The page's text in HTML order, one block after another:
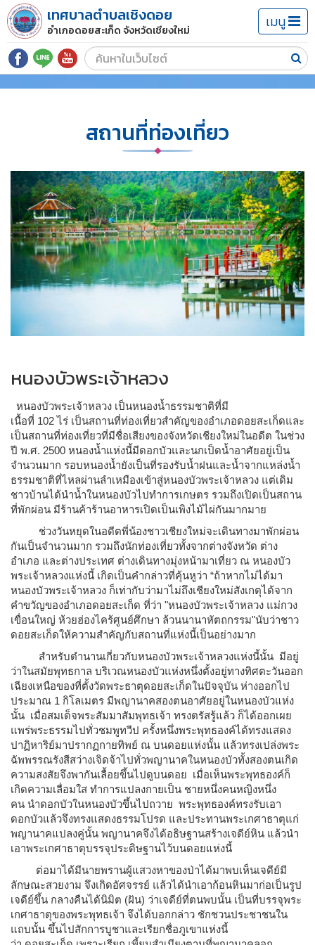
เทศบาลตำบลเชิงดอย
อำเภอดอยสะเก็ด จังหวัดเชียงใหม่ เมนู
สถานที่ท่องเที่ยว
หนองบัวพระเจ้าหลวง
หนองบัวพระเจ้าหลวง เป็นหนองน้ำธรรมชาติที่มี
เนื้อที่ 102 ไร่ เป็นสถานที่ท่องเที่ยวสำคัญของอำเภอดอยสะเก็ดและ
เป็นสถานที่ท่องเที่ยวที่มีชื่อเสียงของจังหวัดเชียงใหม่ในอดีต ในช่วง
ปี พ.ศ. 2500 หนองน้ำแห่งนี้มีดอกบัวและนกเป็ดน้ำอาศัยอยู่เป็น
จำนวนมาก รอบหนองน้ำยังเป็นที่รองรับน้ำฝนและน้ำจากแหล่งน้ำ
ธรรมชาติที่ไหลผ่านลำเหมืองเข้าสู่หนองบัวพระเจ้าหลวง แต่เดิม
ชาวบ้านได้นำน้ำในหนองบัวไปทำการเกษตร รวมถึงเปิดเป็นสถาน
ที่พักผ่อน มีร้านค้าร้านอาหารเปิดเป็นเพิงไม้ไผ่กันมากมาย
ช่วงวันหยุดในอดีตพี่น้องชาวเชียงใหม่จะเดินทางมาพักผ่อน
กันเป็นจำนวนมาก รวมถึงนักท่องเที่ยวทั้งจากต่างจังหวัด ต่าง
อำเภอ และต่างประเทศ ต่างเดินทางมุ่งหน้ามาเที่ยว ณ หนองบัว
พระเจ้าหลวงแห่งนี้ เกิดเป็นคำกล่าวที่คุ้นหูว่า “ถ้าหากไม่ได้มา
หนองบัวพระเจ้าหลวง ก็เท่ากับว่ามาไม่ถึงเชียงใหม่สังเกตุได้จาก
คำขวัญของอำเภอดอยสะเก็ด ที่ว่า "หนองบัวพระเจ้าหลวง แม่กวง
เขื่อนใหญ่ ห้วยฮ่องไคร้ศูนย์ศึกษา ล้วนนานาหัตถกรรม"นับว่าชาว
ดอยสะเก็ดให้ความสำคัญกับสถานที่แห่งนี้เป็นอย่างมาก
สำหรับตำนานเกี่ยวกับหนองบัวพระเจ้าหลวงแห่งนี้นั้น มีอยู่
ว่าในสมัยพุทธกาล บริเวณหนองบัวแห่งหนึ่งตั้งอยู่ทางทิศตะวันออก
เฉียงเหนือของที่ตั้งวัดพระธาตุดอยสะเก็ดในปัจจุบัน ห่างออกไป
ประมาณ 1 กิโลเมตร มีพญานาคสองตนอาศัยอยู่ในหนองบัวแห่ง
นั้น เมื่อสมเด็จพระสัมมาสัมพุทธเจ้า ทรงตรัสรู้แล้ว ก็ได้ออกเผย
แพร่พระธรรมไปทั่วชมพูทวีป ครั้งหนึ่งพระพุทธองค์ได้ทรงแสดง
ปาฏิหาริย์มาปรากฏกายทิพย์ ณ บนดอยแห่งนั้น แล้วทรงเปล่งพระ
ฉัพพรรณรังสีสว่างเจิดจ้าไปทั่วพญานาคในหนองบัวทั้งสองตนเกิด
ความสงสัยจึงพากันเลื้อยขึ้นไปดูบนดอย เมื่อเห็นพระพุทธองค์ก็
เกิดความเลื่อมใส ทำการแปลงกายเป็น ชายหนึ่งคนหญิงหนึ่ง
คน นำดอกบัวในหนองบัวขึ้นไปถวาย พระพุทธองค์ทรงรับเอา
ดอกบัวแล้วจึงทรงแสดงธรรมโปรด และประทานพระเกศาธาตุแก่
พญานาคแปลงคู่นั้น พญานาคจึงได้อธิษฐานสร้างเจดีย์หิน แล้วนำ
เอาพระเกศาธาตุบรรจุประดิษฐานไว้บนดอยแห่งนี้
ต่อมาได้มีนายพรานผู้แสวงหาของป่าได้มาพบเห็นเจดีย์มี
ลักษณะสวยงาม จึงเกิดอัศจรรย์ แล้วได้นำเอาก้อนหินมาก่อเป็นรูป
เจดีย์ขึ้น กลางคืนได้นิมิต (ฝัน) ว่าเจดีย์ที่ตนพบนั้น เป็นที่บรรจุพระ
เกศาธาตุของพระพุทธเจ้า จึงได้บอกกล่าว ชักชวนประชาชนใน
แถบนั้น ขึ้นไปสักการบูชาและเรียกชื่อภูเขาแห่งนี้